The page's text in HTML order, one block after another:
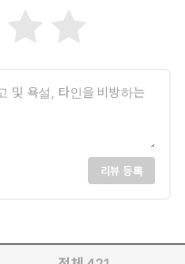
자.”
갈게요.”
.”
하며 활짝 웃었다.
리뷰 등록